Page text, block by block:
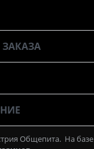
Общепита. На базе